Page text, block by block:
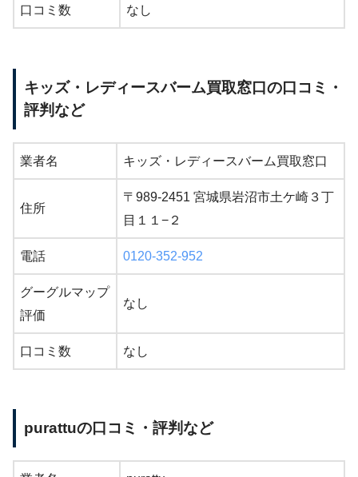
口コミ数 なし
キッズ・レディースバーム買取窓口の口コミ・
評判など
業者名 キッズ・レディースバーム買取窓口
住所
〒989-2451 宮城県岩沼市土ケ崎３丁
目１１−２
電話 0120-352-952
グーグルマップ
評価
なし
口コミ数 なし
purattuの口コミ・評判など